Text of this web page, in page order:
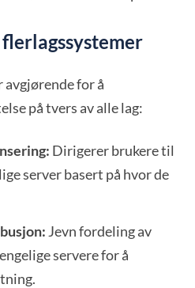
for å
på tvers av alle lag:
Dirigerer brukere til
server basert på hvor de
Jevn fordeling av
servere for å